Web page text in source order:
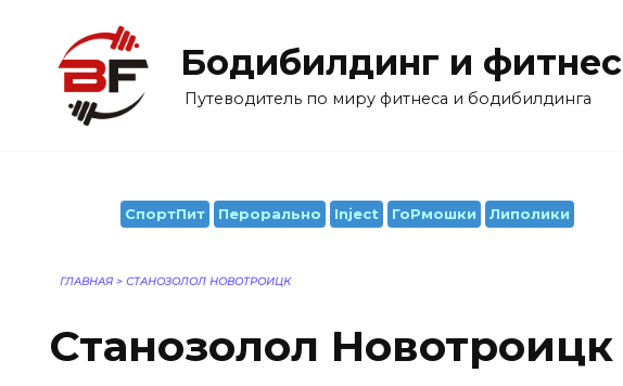
содержанию
Бодибилдинг и фитнес
Путеводитель по миру фитнеса и бодибилдинга
СпортПит Перорально Inject ГоРмошки Липолики
ГЛАВНАЯ > СТАНОЗОЛОЛ НОВОТРОИЦК
Станозолол Новотроицк